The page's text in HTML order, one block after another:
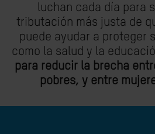
luchan cada día para
tributación más justa de
puede ayudar a proteger
como la salud y la
para reducir la brecha
pobres, y entre